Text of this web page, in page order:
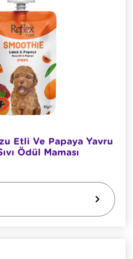
Etli Ve Papaya Yavru
Ödül Maması